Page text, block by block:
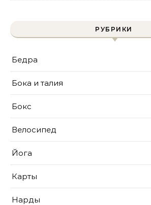
РУБРИКИ
Бедра
Бока и талия
Бокс
Велосипед
Йога
Карты
Нарды